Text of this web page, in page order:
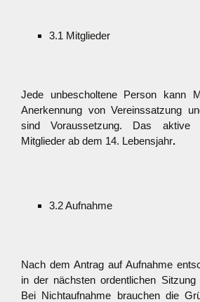
3.1 Mitglieder
Jede unbescholtene Person kann
Anerkennung von Vereinssatzung
sind Voraussetzung. Das aktive
Mitglieder ab dem 14. Lebensjahr.
3.2 Aufnahme
Nach dem Antrag auf Aufnahme
in der nächsten ordentlichen Sitzung
Bei Nichtaufnahme brauchen die